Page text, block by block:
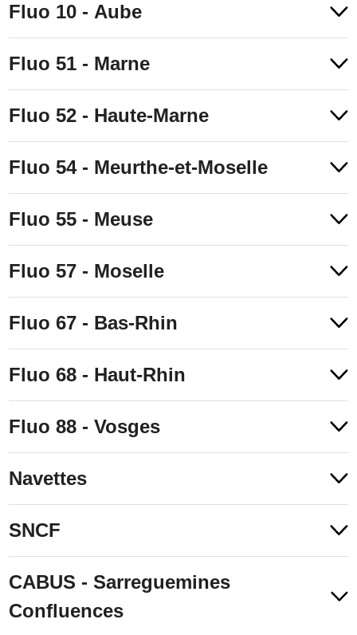
Fluo 10 - Aube
Fluo 51 - Marne
Fluo 52 - Haute-Marne
Fluo 54 - Meurthe-et-Moselle
Fluo 55 - Meuse
Fluo 57 - Moselle
Fluo 67 - Bas-Rhin
Fluo 68 - Haut-Rhin
Fluo 88 - Vosges
Navettes
SNCF
CABUS - Sarreguemines
Confluences